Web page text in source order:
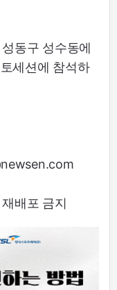
동구 성수동에
세션에 참석하
배포 금지